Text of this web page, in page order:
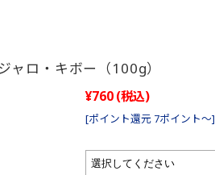
ャロ・キボー（100g）
¥760(税込)
[ポイント還元 7ポイント～]